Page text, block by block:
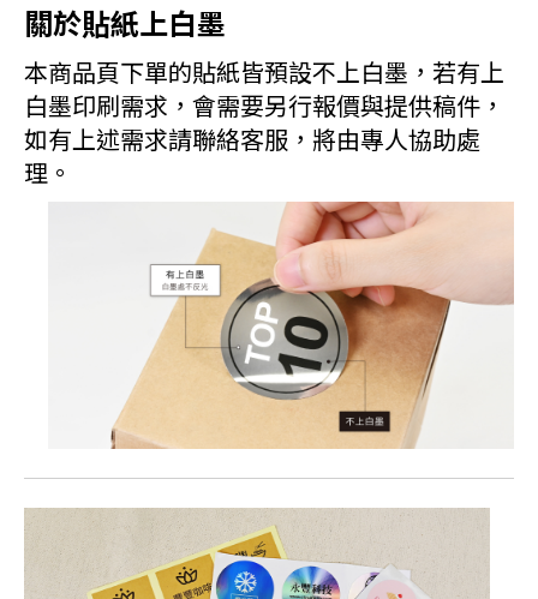
關於貼紙上白墨
本商品頁下單的貼紙皆預設不上白墨，若有上
白墨印刷需求，會需要另行報價與提供稿件，
如有上述需求請聯絡客服，將由專人協助處
理。